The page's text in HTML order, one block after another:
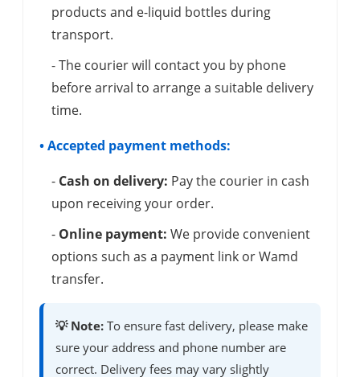
products and e-liquid bottles during
transport.
- The courier will contact you by phone
before arrival to arrange a suitable delivery
time.
• Accepted payment methods:
- Cash on delivery: Pay the courier in cash
upon receiving your order.
- Online payment: We provide convenient
options such as a payment link or Wamd
transfer.
💡 Note: To ensure fast delivery, please make
sure your address and phone number are
correct. Delivery fees may vary slightly